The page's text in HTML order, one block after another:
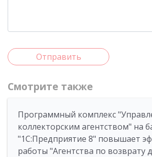
Отправить
Смотрите также
Программный комплекс
коллекторским агентством" на
"1С:Предприятие 8" повышает
работы "Агентства по возврату